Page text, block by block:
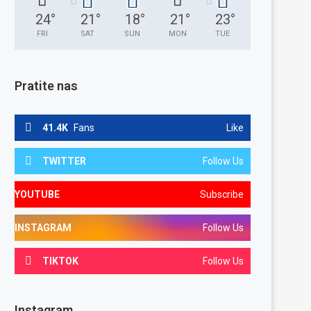
24°
FRI
21 °
SAT
18°
SUN
21 °
MON
23°
TUE
Pratite nas
41.4K Fans Like
TWITTER Follow Us
YOUTUBE Subscribe
INSTAGRAM Follow Us
TIKTOK Follow Us